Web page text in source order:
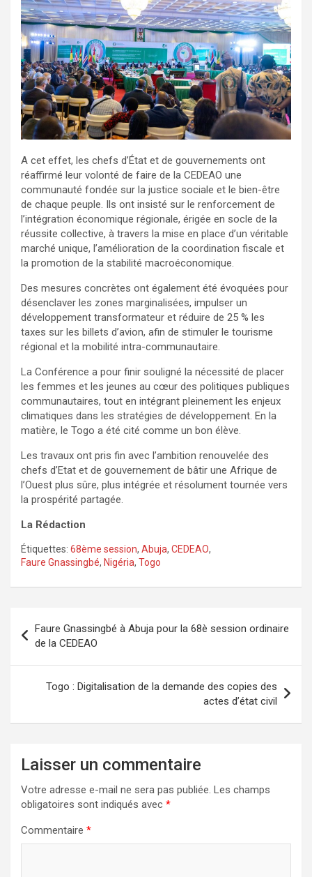
A cet effet, les chefs d’État et de gouvernements ont
réaffirmé leur volonté de faire de la CEDEAO une
communauté fondée sur la justice sociale et le bien-être
de chaque peuple. Ils ont insisté sur le renforcement de
l’intégration économique régionale, érigée en socle de la
réussite collective, à travers la mise en place d’un véritable
marché unique, l’amélioration de la coordination fiscale et
la promotion de la stabilité macroéconomique.
Des mesures concrètes ont également été évoquées pour
désenclaver les zones marginalisées, impulser un
développement transformateur et réduire de 25 % les
taxes sur les billets d’avion, afin de stimuler le tourisme
régional et la mobilité intra-communautaire.
La Conférence a pour finir souligné la nécessité de placer
les femmes et les jeunes au cœur des politiques publiques
communautaires, tout en intégrant pleinement les enjeux
climatiques dans les stratégies de développement. En la
matière, le Togo a été cité comme un bon élève.
Les travaux ont pris fin avec l’ambition renouvelée des
chefs d’Etat et de gouvernement de bâtir une Afrique de
l’Ouest plus sûre, plus intégrée et résolument tournée vers
la prospérité partagée.
La Rédaction
Étiquettes: 68ème session, Abuja, CEDEAO,
Faure Gnassingbé, Nigéria, Togo
de
l’article
Faure Gnassingbé à Abuja pour la 68è session ordinaire
de la CEDEAO
Togo : Digitalisation de la demande des copies des
actes d’état civil
Laisser un commentaire
Votre adresse e-mail ne sera pas publiée. Les champs
obligatoires sont indiqués avec *
Commentaire *